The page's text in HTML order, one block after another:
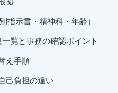
指示書・精神科・年齢）
覧と事務の確認ポイント
え手順
己負担の違い